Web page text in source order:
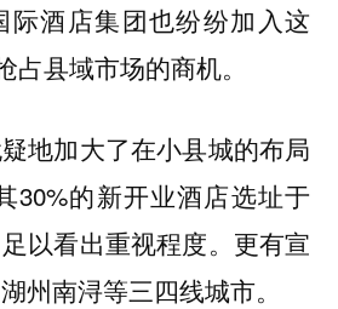
际酒店集团也纷纷加入这
占县域市场的商机。
地加大了在小县城的布局
30%的新开业酒店选址于
以看出重视程度。更有宣
州南浔等三四线城市。